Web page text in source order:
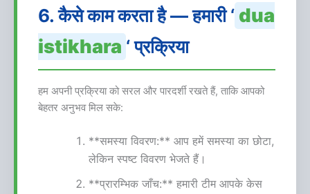
6. कैसे काम करता है — हमारी ‘ dua
istikhara ‘ प्रक्रिया
हम अपनी प्रक्रिया को सरल और पारदर्शी रखते हैं, ताकि आपको
बेहतर अनुभव मिल सके:
**समस्या विवरण:** आप हमें समस्या का छोटा,
लेकिन स्पष्ट विवरण भेजते हैं।
**प्रारम्भिक जाँच:** हमारी टीम आपके केस